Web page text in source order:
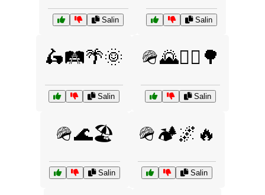
Salin Salin
🛵🛤️🌴🌞
Salin
🪖🌄🚴‍♂️🌳
Salin
🪖🌊🏖️
Salin
🪖🏕️🌌🔥
Salin